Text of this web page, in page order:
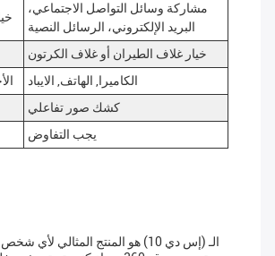
مشاركة وسائل التواصل الاجتماعي،
البريد الإلكتروني، الرسائل النصية
خيار غلاف الطيران أو غلاف الكرتون
الكاميرا, الهاتف, الايباد
كشك صور تفاعلي
يجب التفاوض
الـ (إس دي 10) هو المنتج المثالي